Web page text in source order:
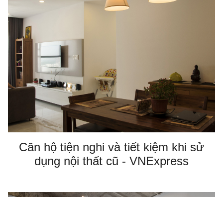
Căn hộ tiện nghi và tiết kiệm khi sử
dụng nội thất cũ - VNExpress